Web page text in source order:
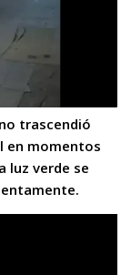
trascendió
en momentos
luz verde se